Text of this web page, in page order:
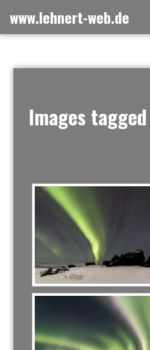
Inhalt
springen
www.lehnert-web.de
Images